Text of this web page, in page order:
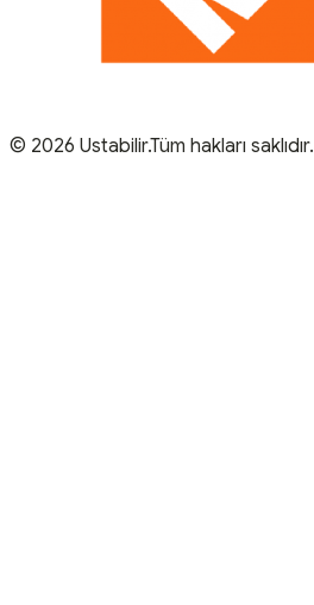
© 2026 Ustabilir.Tüm hakları saklıdır.